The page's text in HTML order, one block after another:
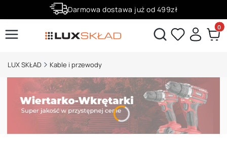
Darmowa dostawa już od 499zł
Zaloguj się i zbieraj punkty za zakupy!Otwórz wyszukiwarkę
LUX SKŁAD Kable i przewody